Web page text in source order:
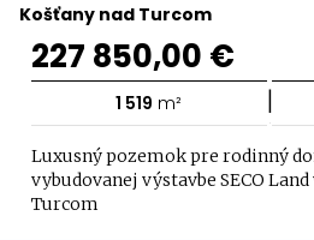
Košťany nad Turcom
227 850,00 €
1 519 m² |
Luxusný pozemok pre rodinný
vybudovanej výstavbe SECO
Turcom